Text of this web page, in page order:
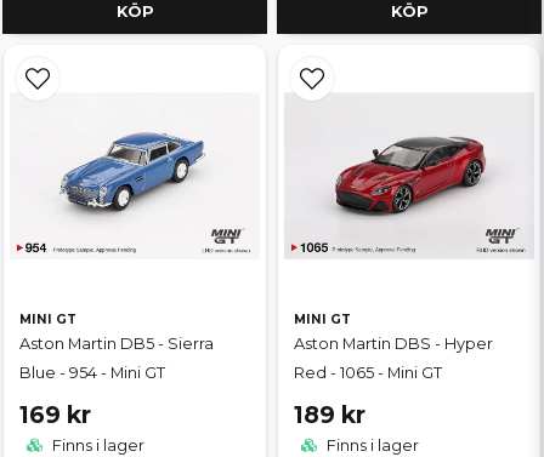
KÖP KÖP
MINI GT
Aston Martin DB5 - Sierra
Blue - 954 - Mini GT
169 kr
Finns i lager
MINI GT
Aston Martin DBS - Hyper
Red - 1065 - Mini GT
189 kr
Finns i lager